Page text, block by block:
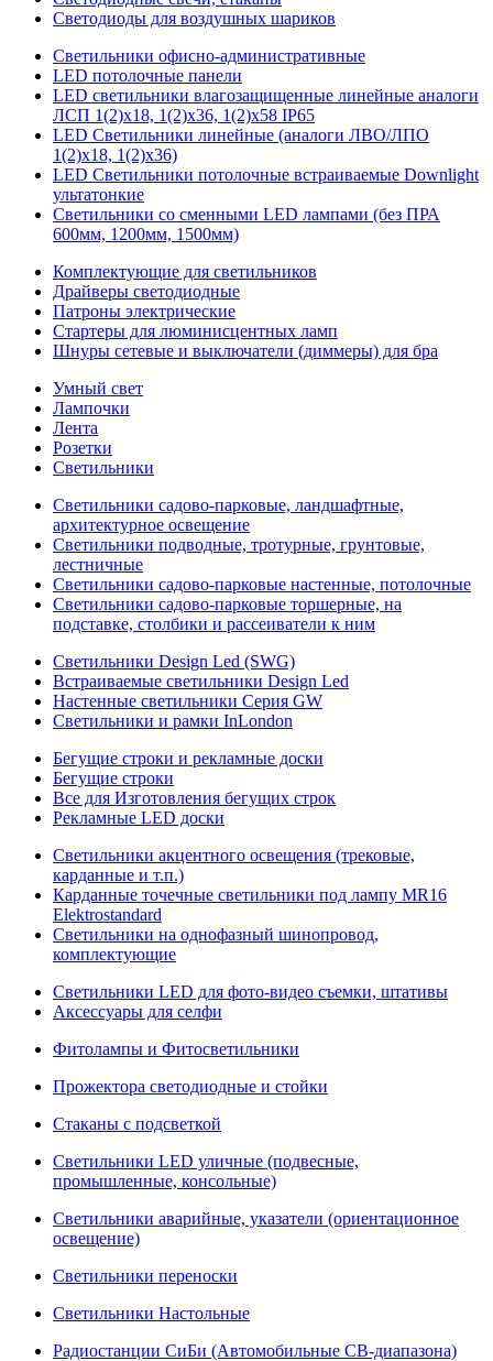
Светодиоды для воздушных шариков
Светильники офисно-административные
LED потолочные панели
LED светильники влагозащищенные линейные аналоги
ЛСП 1(2)х18, 1(2)х36, 1(2)х58 IP65
LED Светильники линейные (аналоги ЛВО/ЛПО
1(2)х18, 1(2)х36)
LED Светильники потолочные встраиваемые Downlight
ультатонкие
Светильники со сменными LED лампами (без ПРА
600мм, 1200мм, 1500мм)
Комплектующие для светильников
Драйверы светодиодные
Патроны электрические
Стартеры для люминисцентных ламп
Шнуры сетевые и выключатели (диммеры) для бра
Умный свет
Лампочки
Лента
Розетки
Светильники
Светильники садово-парковые, ландшафтные,
архитектурное освещение
Светильники подводные, тротурные, грунтовые,
лестничные
Светильники садово-парковые настенные, потолочные
Светильники садово-парковые торшерные, на
подставке, столбики и рассеиватели к ним
Светильники Design Led (SWG)
Встраиваемые светильники Design Led
Настенные светильники Серия GW
Светильники и рамки InLondon
Бегущие строки и рекламные доски
Бегущие строки
Все для Изготовления бегущих строк
Рекламные LED доски
Светильники акцентного освещения (трековые,
карданные и т.п.)
Карданные точечные светильники под лампу MR16
Elektrostandard
Светильники на однофазный шинопровод,
комплектующие
Светильники LED для фото-видео съемки, штативы
Аксессуары для селфи
Фитолампы и Фитосветильники
Прожектора светодиодные и стойки
Стаканы с подсветкой
Светильники LED уличные (подвесные,
промышленные, консольные)
Светильники аварийные, указатели (ориентационное
освещение)
Светильники переноски
Светильники Настольные
Радиостанции СиБи (Автомобильные СВ-диапазона)